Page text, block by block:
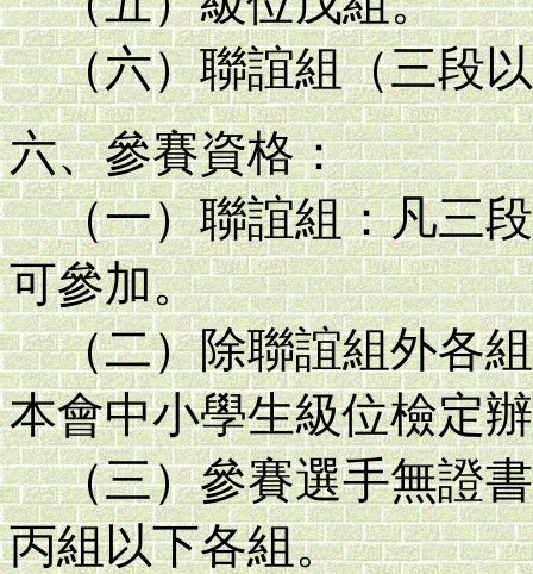
（六）聯誼組（三段以
六、參賽資格：
（一）聯誼組：凡三段
可參加。
（二）除聯誼組外各組
本會中小學生級位檢定
（三）參賽選手無證書
丙組以下各組。